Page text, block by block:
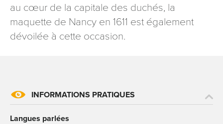
au cœur de la capitale des duchés, la
maquette de Nancy en 1611 est également
dévoilée à cette occasion.
INFORMATIONS PRATIQUES
Langues parlées